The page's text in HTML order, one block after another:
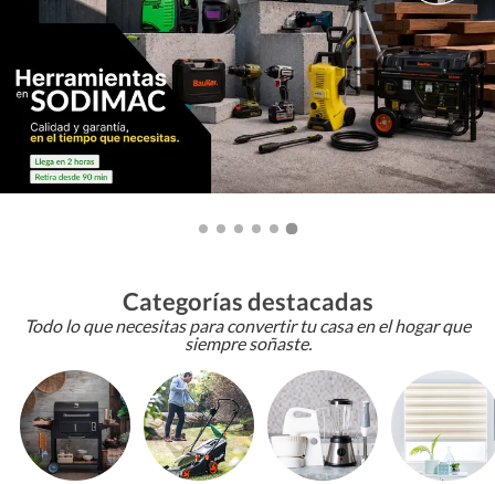
Categorías destacadas
Todo lo que necesitas para convertir tu casa en el hogar que
siempre soñaste.